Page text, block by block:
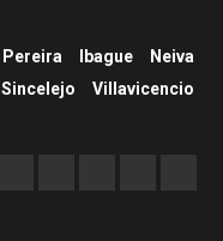
Pereira Ibague
Neiva
Sincelejo
Villavicencio